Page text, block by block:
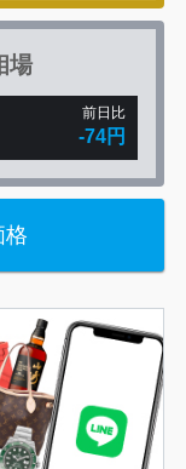
場
前日比
-74円
格